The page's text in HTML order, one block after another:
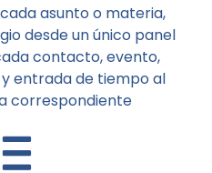
asunto o materia,
desde un único panel
contacto, evento,
entrada de tiempo al
correspondiente